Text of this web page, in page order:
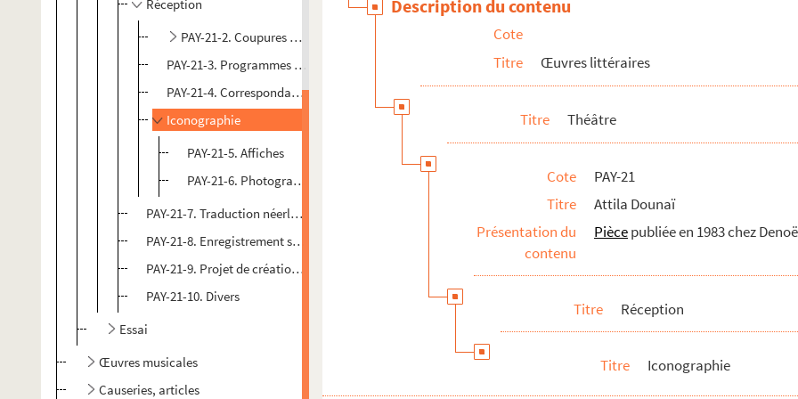
Réception
PAY-21-2. Coupures de presse et articles isolés
PAY-21-3. Programmes de théâtre, invitations
PAY-21-4. Correspondance
Iconographie
PAY-21-5. Affiches
PAY-21-6. Photographies
PAY-21-7. Traduction néerlandaise
PAY-21-8. Enregistrement sonore
PAY-21-9. Projet de création d'un Centre dramatique au Mans. Candidature du Théâtre du Triangle
PAY-21-10. Divers
Essai
Œuvres musicales
Causeries, articles
Description du contenu
Cote
Titre
Œuvres littéraires
Titre Théâtre
Cote
PAY-21
Titre
Attila Dounaï
Présentation du
contenu
Piècepubliée en 1983 chez
Titre Réception
Titre Iconographie